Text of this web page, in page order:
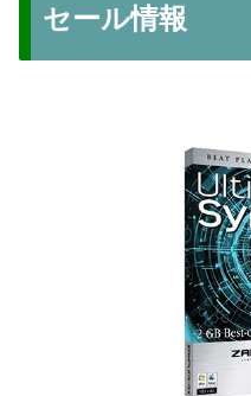
セール情報